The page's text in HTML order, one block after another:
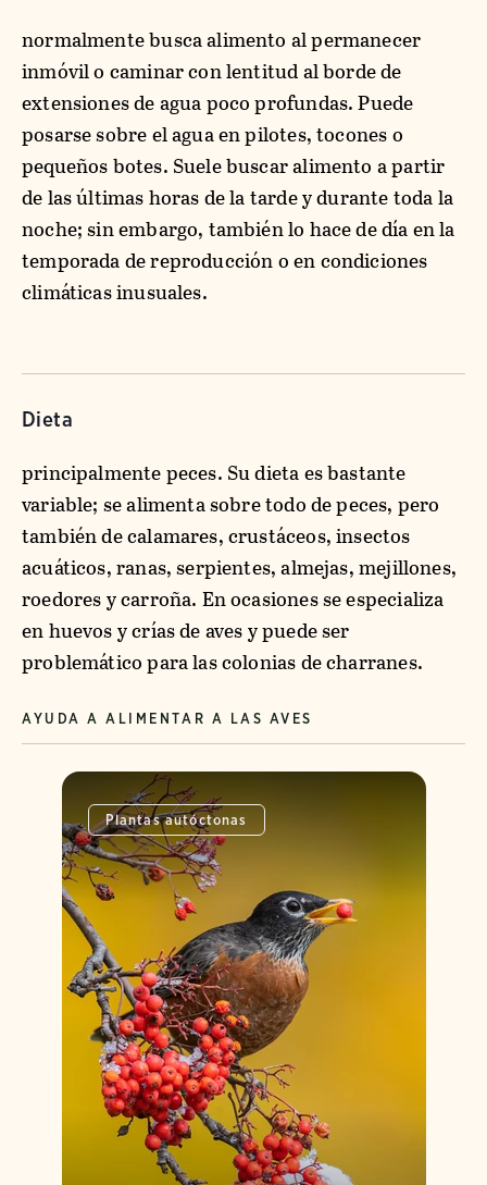
normalmente busca alimento al permanecer
inmóvil o caminar con lentitud al borde de
extensiones de agua poco profundas. Puede
posarse sobre el agua en pilotes, tocones o
pequeños botes. Suele buscar alimento a partir
de las últimas horas de la tarde y durante toda la
noche; sin embargo, también lo hace de día en la
temporada de reproducción o en condiciones
climáticas inusuales.
Dieta
principalmente peces. Su dieta es bastante
variable; se alimenta sobre todo de peces, pero
también de calamares, crustáceos, insectos
acuáticos, ranas, serpientes, almejas, mejillones,
roedores y carroña. En ocasiones se especializa
en huevos y crías de aves y puede ser
problemático para las colonias de charranes.
AYUDA A ALIMENTAR A LAS AVES
Plantas autóctonas